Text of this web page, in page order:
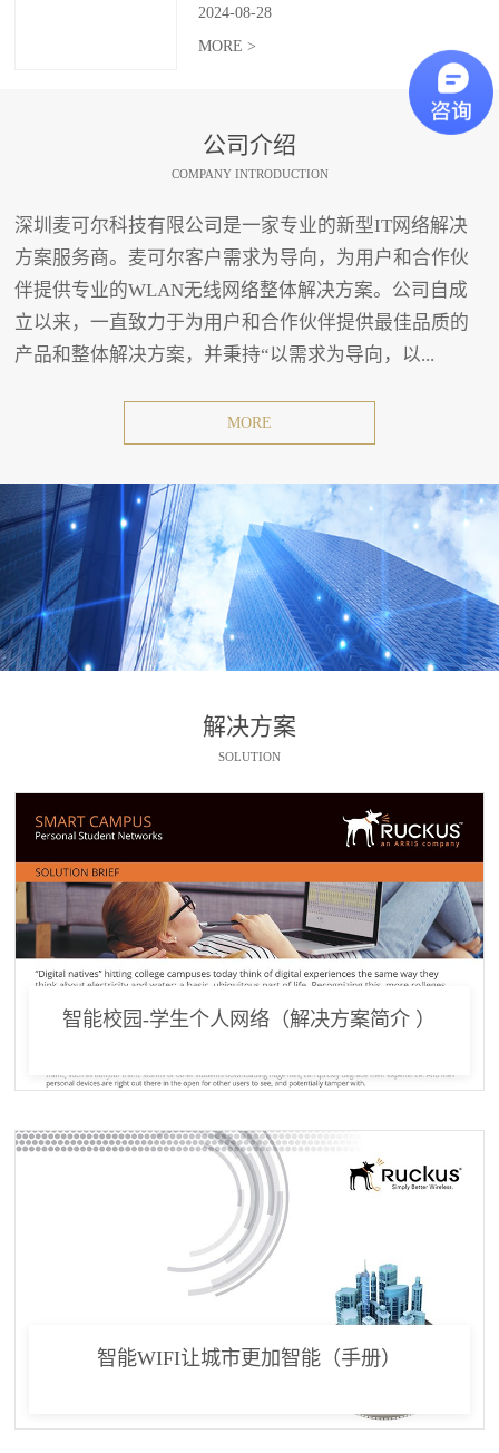
2024-08-28
MORE >
公司介绍
COMPANY INTRODUCTION
深圳麦可尔科技有限公司是一家专业的新型IT网络解决
方案服务商。麦可尔客户需求为导向，为用户和合作伙
伴提供专业的WLAN无线网络整体解决方案。公司自成
立以来，一直致力于为用户和合作伙伴提供最佳品质的
产品和整体解决方案，并秉持“以需求为导向，以...
MORE
解决方案
SOLUTION
智能校园-学生个人网络（解决方案简介 ）
智能WIFI让城市更加智能（手册）